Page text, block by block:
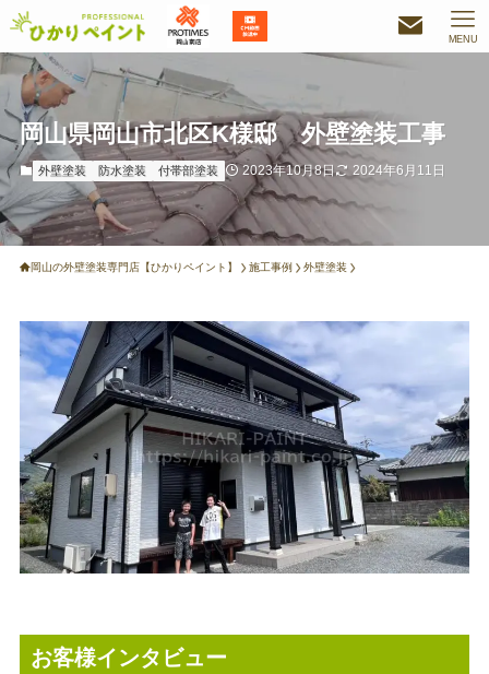
MENU
岡山県岡山市北区K様邸 外壁塗装工事
外壁塗装 防水塗装 付帯部塗装 2023年10月8日 2024年6月11日
岡山の外壁塗装専門店【ひかりペイント】 施工事例 外壁塗装
お客様インタビュー